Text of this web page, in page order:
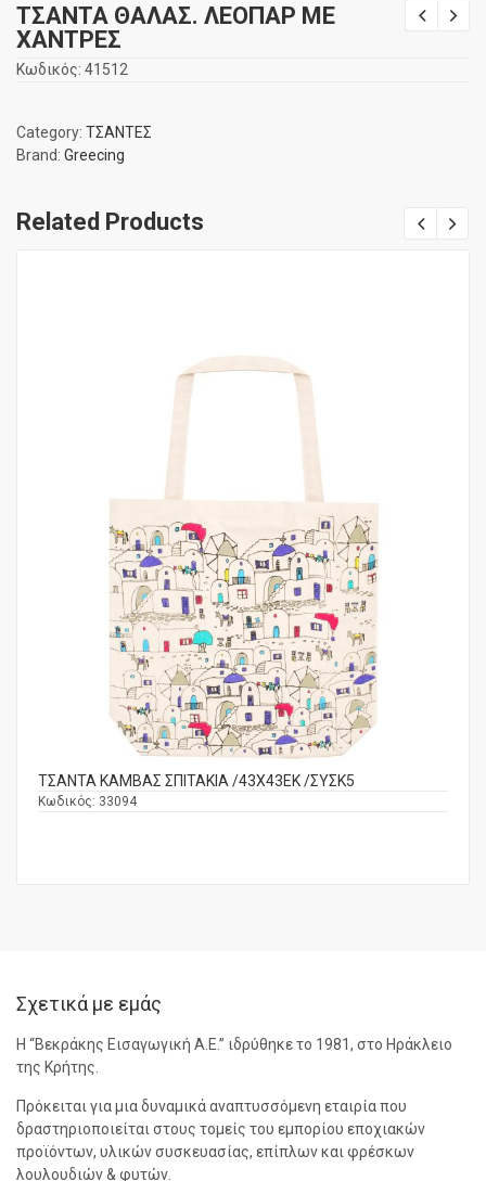
ΤΣΑΝΤΑ ΘΑΛΑΣ. ΛΕΟΠΑΡ ΜΕ
ΧΑΝΤΡΕΣ
Κωδικός: 41512
Category: ΤΣΑΝΤΕΣ
Brand: Greecing
Related Products
ΤΣΑΝΤΑ ΚΑΜΒΑΣ ΣΠΙΤΑΚΙΑ /43Χ43ΕΚ /ΣΥΣΚ5
Κωδικός: 33094
Σχετικά με εμάς
Η “Βεκράκης Εισαγωγική Α.Ε.” ιδρύθηκε το 1981, στο Ηράκλειο
της Κρήτης.
Πρόκειται για μια δυναμικά αναπτυσσόμενη εταιρία που
δραστηριοποιείται στους τομείς του εμπορίου εποχιακών
προϊόντων, υλικών συσκευασίας, επίπλων και φρέσκων
λουλουδιών & φυτών.